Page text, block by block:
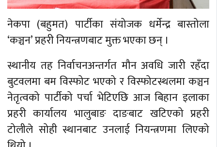
नेकपा (बहुमत) पार्टीका संयोजक धर्मेन्द्र बास्तोला
‘कञ्चन’ प्रहरी नियन्त्रणबाट मुक्त भएका छन् ।
स्थानीय तह निर्वाचनअन्तर्गत मौन अवधि जारी रहँदा
बुटवलमा बम विस्फोट भएको र विस्फोटस्थलमा कञ्चन
नेतृत्वको पार्टीको पर्चा भेटिएछि आज बिहान इलाका
प्रहरी कार्यालय भालुबाङ दाङबाट खटिएको प्रहरी
टोलीले सोही स्थानबाट उनलाई नियन्त्रणमा लिएको